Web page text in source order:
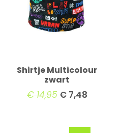
Shirtje Multicolour
zwart
€14,95 €7,48